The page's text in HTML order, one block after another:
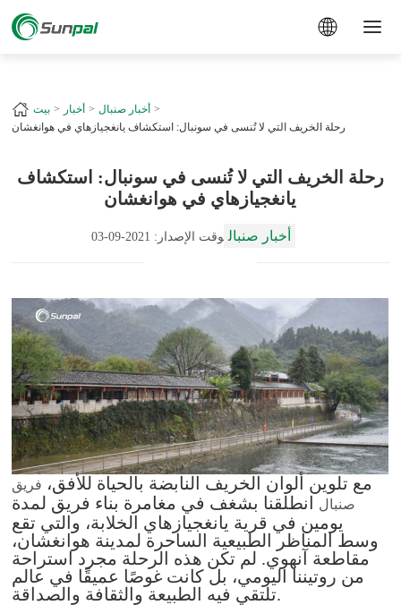
بيت أخبار
أخبار صنبال
رحلة الخريف التي لا تُنسى في سونبال: استكشاف يانغجيازهاي في هوانغشان
رحلة الخريف التي لا تُنسى في سونبال: استكشاف
يانغجيازهاي في هوانغشان
أخبار صنبال وقت الإصدار: 2021-09-03
مع تلوين ألوان الخريف النابضة بالحياة للأفق، فريق
صنبال
انطلقنا بشغف في مغامرة بناء فريق لمدة
يومين في قرية يانغجيازهاي الخلابة، والتي تقع
وسط المناظر الطبيعية الساحرة لمدينة هوانغشان،
مقاطعة آنهوي. لم تكن هذه الرحلة مجرد استراحة
من روتيننا اليومي، بل كانت غوصًا عميقًا في عالم
تلتقي فيه الطبيعة والثقافة والصداقة.